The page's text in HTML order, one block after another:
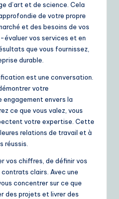
d’art et de science. Cela
de votre propre
et des besoins de vos
évaluer vos services et en
que vous fournissez,
durable.
est une conversation.
votre
envers la
ce que vous valez, vous
votre expertise. Cette
relations de travail et à
réussis.
vos chiffres, de définir vos
clairs. Avec une
concentrer sur ce que
des projets et livrer des